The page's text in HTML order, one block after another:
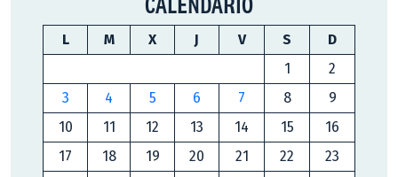
L M X J V S
D
1
2
3
4 5 6 7 8
9
10
11 12 13 14 15
16
17
18 19 20 21 22
23